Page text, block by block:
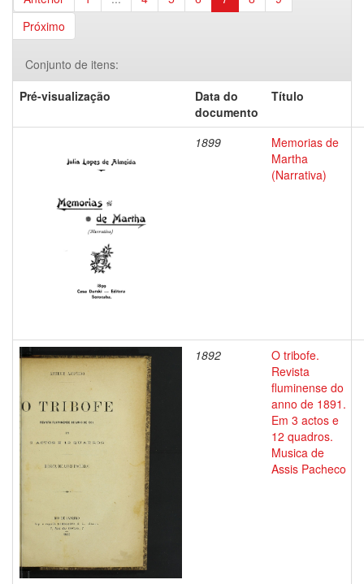
Próximo
Conjunto de itens:
Pré-visualização
Data do
documento
Título
1899
Memorias de
Martha
(Narrativa)
1892
O tribofe.
Revista
fluminense do
anno de 1891.
Em 3 actos e
12 quadros.
Musica de
Assis Pacheco